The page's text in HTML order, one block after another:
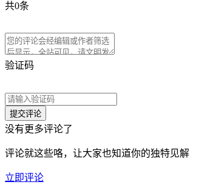
共0条
验证码
没有更多评论了
评论就这些咯，让大家也知道你的独特见解
立即评论